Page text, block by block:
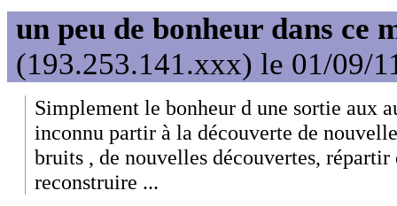
un peu de bonheur dans ce
(193.253.141.xxx) le 01/09/
Simplement le bonheur d une sortie aux
inconnu partir à la découverte de
bruits , de nouvelles découvertes,
reconstruire ...